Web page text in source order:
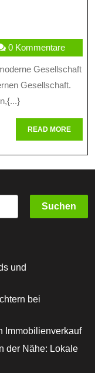
0 Kommentare
Gesellschaft.
READ MOREREAD
MORE
Suchen
und
bei
Immobilienverkauf
der Nähe: Lokale